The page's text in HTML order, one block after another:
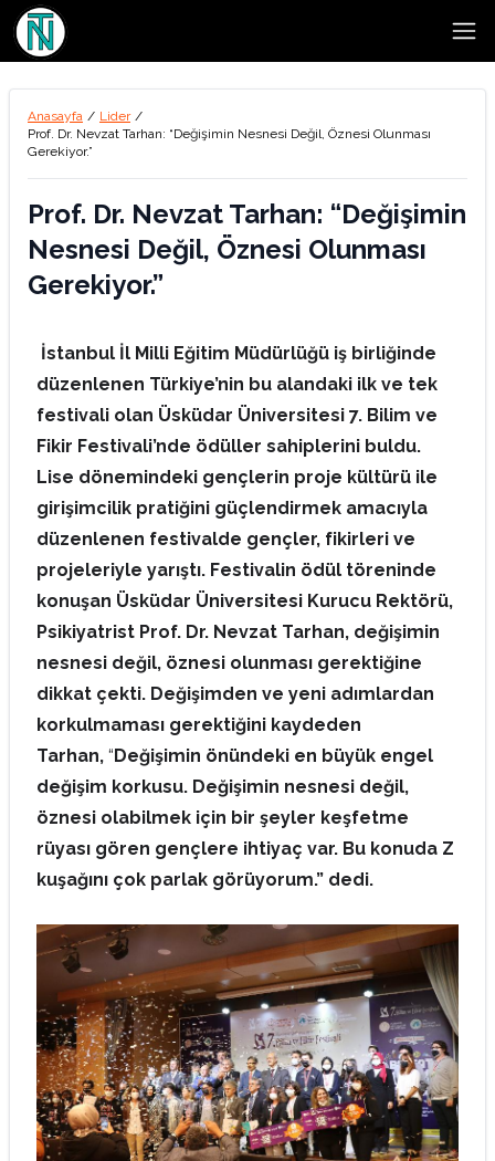
Anasayfa / Lider /
Prof. Dr. Nevzat Tarhan: “Değişimin Nesnesi Değil, Öznesi Olunması
Gerekiyor.”
Prof. Dr. Nevzat Tarhan: “Değişimin
Nesnesi Değil, Öznesi Olunması
Gerekiyor.”
İstanbul İl Milli Eğitim Müdürlüğü iş birliğinde
düzenlenen Türkiye’nin bu alandaki ilk ve tek
festivali olan Üsküdar Üniversitesi 7. Bilim ve
Fikir Festivali’nde ödüller sahiplerini buldu.
Lise dönemindeki gençlerin proje kültürü ile
girişimcilik pratiğini güçlendirmek amacıyla
düzenlenen festivalde gençler, fikirleri ve
projeleriyle yarıştı. Festivalin ödül töreninde
konuşan Üsküdar Üniversitesi Kurucu Rektörü,
Psikiyatrist Prof. Dr. Nevzat Tarhan, değişimin
nesnesi değil, öznesi olunması gerektiğine
dikkat çekti. Değişimden ve yeni adımlardan
korkulmaması gerektiğini kaydeden
Tarhan, “Değişimin önündeki en büyük engel
değişim korkusu. Değişimin nesnesi değil,
öznesi olabilmek için bir şeyler keşfetme
rüyası gören gençlere ihtiyaç var. Bu konuda Z
kuşağını çok parlak görüyorum.” dedi.